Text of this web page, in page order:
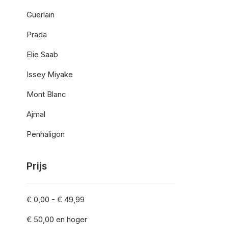
Guerlain
Prada
Elie Saab
Issey Miyake
Mont Blanc
Ajmal
Penhaligon
Prijs
€ 0,00 - € 49,99
€ 50,00 en hoger